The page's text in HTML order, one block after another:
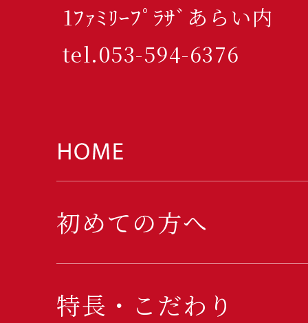
1ﾌｧﾐﾘｰﾌﾟﾗｻﾞあらい内
tel.053-594-6376
初めての方へ
特長・こだわり